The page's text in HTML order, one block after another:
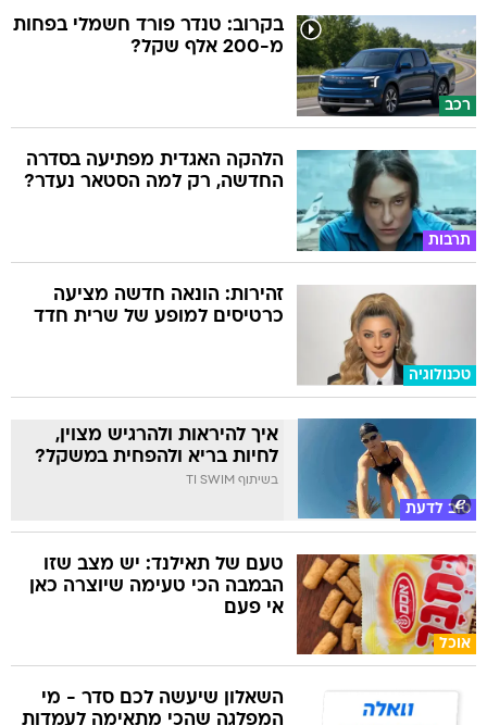
רכב
בקרוב: טנדר פורד חשמלי בפחות
מ-200 אלף שקל?
תרבות
הלהקה האגדית מפתיעה בסדרה
החדשה, רק למה הסטאר נעדר?
טכנולוגיה
זהירות: הונאה חדשה מציעה
כרטיסים למופע של שרית חדד
טוב לדעת
איך להיראות ולהרגיש מצוין,
לחיות בריא ולהפחית במשקל?
בשיתוף TI SWIM
אוכל
טעם של תאילנד: יש מצב שזו
הבמבה הכי טעימה שיוצרה כאן
אי פעם
השאלון שיעשה לכם סדר - מי
המפלגה שהכי מתאימה לעמדות